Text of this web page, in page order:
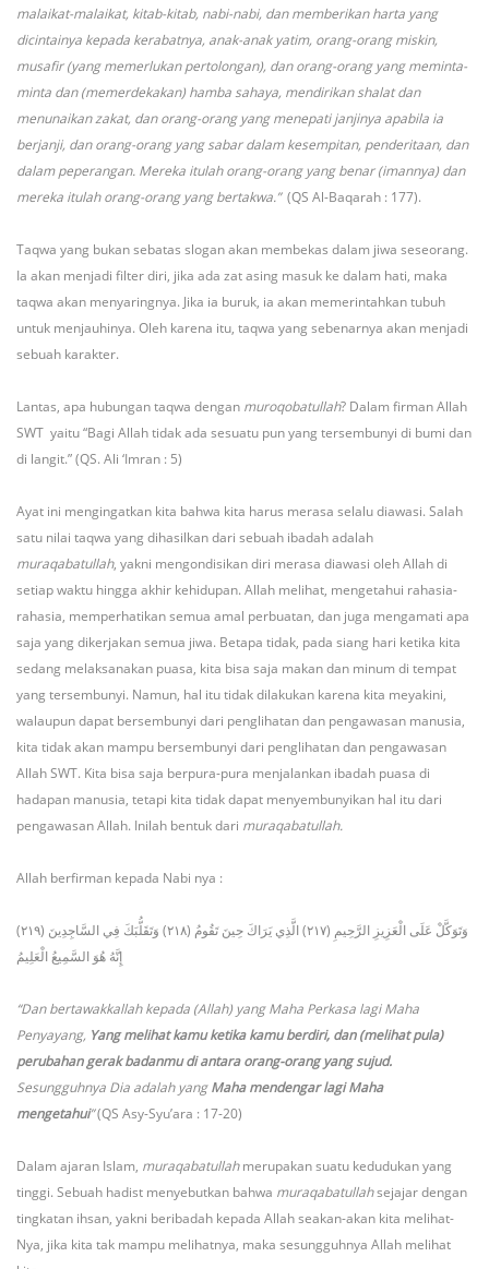
malaikat-malaikat, kitab-kitab, nabi-nabi, dan memberikan harta yang
dicintainya kepada kerabatnya, anak-anak yatim, orang-orang miskin,
musafir (yang memerlukan pertolongan), dan orang-orang yang meminta-
minta dan (memerdekakan) hamba sahaya, mendirikan shalat dan
menunaikan zakat, dan orang-orang yang menepati janjinya apabila ia
berjanji, dan orang-orang yang sabar dalam kesempitan, penderitaan, dan
dalam peperangan. Mereka itulah orang-orang yang benar (imannya) dan
mereka itulah orang-orang yang bertakwa.”(QS Al-Baqarah : 177).
Taqwa yang bukan sebatas slogan akan membekas dalam jiwa seseorang.
Ia akan menjadi filter diri, jika ada zat asing masuk ke dalam hati, maka
taqwa akan menyaringnya. Jika ia buruk, ia akan memerintahkan tubuh
untuk menjauhinya. Oleh karena itu, taqwa yang sebenarnya akan menjadi
sebuah karakter.
Lantas, apa hubungan taqwa dengan muroqobatullah? Dalam firman Allah
SWT yaitu “Bagi Allah tidak ada sesuatu pun yang tersembunyi di bumi dan
di langit.” (QS. Ali ‘Imran : 5)
Ayat ini mengingatkan kita bahwa kita harus merasa selalu diawasi. Salah
satu nilai taqwa yang dihasilkan dari sebuah ibadah adalah
muraqabatullah, yakni mengondisikan diri merasa diawasi oleh Allah di
setiap waktu hingga akhir kehidupan. Allah melihat, mengetahui rahasia-
rahasia, memperhatikan semua amal perbuatan, dan juga mengamati apa
saja yang dikerjakan semua jiwa. Betapa tidak, pada siang hari ketika kita
sedang melaksanakan puasa, kita bisa saja makan dan minum di tempat
yang tersembunyi. Namun, hal itu tidak dilakukan karena kita meyakini,
walaupun dapat bersembunyi dari penglihatan dan pengawasan manusia,
kita tidak akan mampu bersembunyi dari penglihatan dan pengawasan
Allah SWT. Kita bisa saja berpura-pura menjalankan ibadah puasa di
hadapan manusia, tetapi kita tidak dapat menyembunyikan hal itu dari
pengawasan Allah. Inilah bentuk dari muraqabatullah.
Allah berfirman kepada Nabi nya :
وَتَوَكَّلْ عَلَى الْعَزِيزِ الرَّحِيمِ (٢١٧) الَّذِي يَرَاكَ حِينَ تَقُومُ (٢١٨) وَتَقَلُّبَكَ فِي السَّاجِدِينَ (٢١٩)
إِنَّهُ هُوَ السَّمِيعُ الْعَلِيمُ
“Dan bertawakkallah kepada (Allah) yang Maha Perkasa lagi Maha
Penyayang, Yang melihat kamu ketika kamu berdiri, dan (melihat pula)
perubahan gerak badanmu di antara orang-orang yang sujud.
Sesungguhnya Dia adalah yang Maha mendengar lagi Maha
mengetahui”(QS Asy-Syu’ara : 17-20)
Dalam ajaran Islam, muraqabatullahmerupakan suatu kedudukan yang
tinggi. Sebuah hadist menyebutkan bahwa muraqabatullahsejajar dengan
tingkatan ihsan, yakni beribadah kepada Allah seakan-akan kita melihat-
Nya, jika kita tak mampu melihatnya, maka sesungguhnya Allah melihat